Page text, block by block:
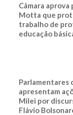
Câmara
Motta que
trabalho de
educação
Parlamentares
apresentam
Milei por
Flávio